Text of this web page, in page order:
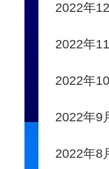
2022年
2022年
2022年
2022年9
2022年8